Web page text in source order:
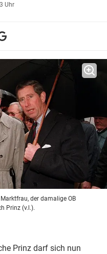
Uhr
der damalige OB
Prinz (v.l.).
Prinz darf sich nun